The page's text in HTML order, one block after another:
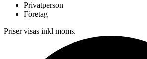
Privatperson
Företag
Priser visas inkl moms.